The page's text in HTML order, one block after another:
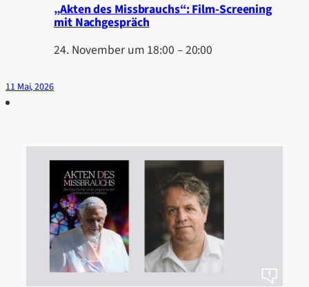
„Akten des Missbrauchs“: Film-Screening
mit Nachgespräch
24. November um 18:00 –20:00
11 Mai, 2026